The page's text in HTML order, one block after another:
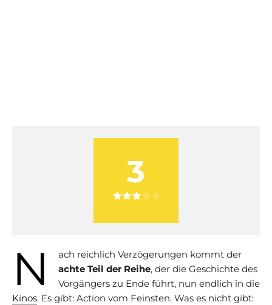
3
N
ach reichlich Verzögerungen kommt der
achte Teil der Reihe, der die Geschichte des
Vorgängers zu Ende führt, nun endlich in die
Kinos. Es gibt: Action vom Feinsten. Was es nicht gibt: